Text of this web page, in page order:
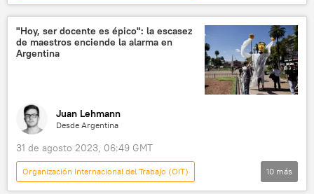
América Latina
México
sociedad
género
Sistema Nacional de Cuidados
mujeres
📝 Reportajes
Universidad Nacional Autónoma de México (UNAM)
"Hoy, ser docente es épico": la escasez
de maestros enciende la alarma en
Argentina
Juan Lehmann
Desde Argentina
31 de agosto 2023, 06:49 GMT
Organización Internacional del Trabajo (OIT)
10 más